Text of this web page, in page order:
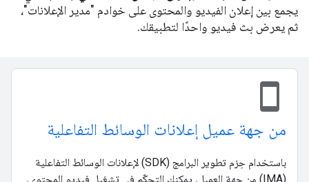
يجمع بين إعلان الفيديو والمحتوى على خوادم "مدير الإعلانات"،
ثم يعرض بث فيديو واحدًا لتطبيقك.
stay_current_portrait
من جهة عميل إعلانات الوسائط التفاعلية
باستخدام حِزم تطوير البرامج (SDK) لإعلانات الوسائط التفاعلية
(IMA) من جهة العميل، يمكنك التحكّم في تشغيل فيديو المحتوى،